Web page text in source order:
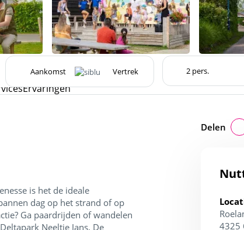
Ervaringen
is het de ideale
dag op het strand of op
Ga paardrijden of wandelen
Neeltje Jans. De
Delen
4325